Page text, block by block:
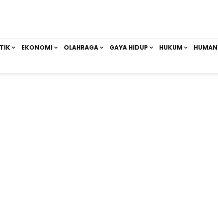
EKONOMI OLAHRAGA GAYA HIDUP HUKUM